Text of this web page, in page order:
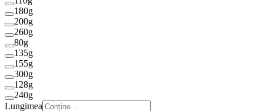
180g
200g
260g
80g
135g
155g
300g
128g
240g
Lungimea